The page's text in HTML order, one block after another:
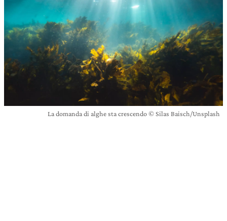
La domanda di alghe sta crescendo © Silas Baisch/Unsplash